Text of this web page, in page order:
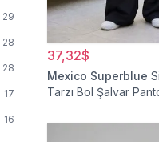
29
28
28
17
16
37,32$
Mexico Superblue
Tarzı Bol Şalvar